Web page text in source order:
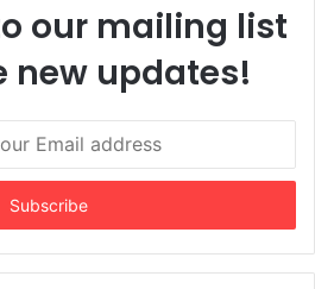
our mailing list
new updates!